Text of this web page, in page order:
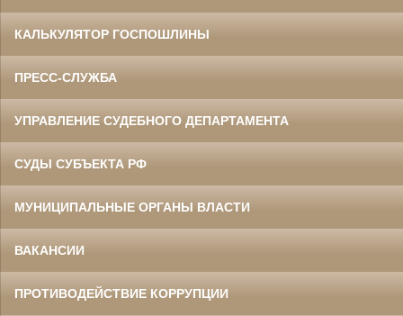
КАЛЬКУЛЯТОР ГОСПОШЛИНЫ
ПРЕСС-СЛУЖБА
УПРАВЛЕНИЕ СУДЕБНОГО ДЕПАРТАМЕНТА
СУДЫ СУБЪЕКТА РФ
МУНИЦИПАЛЬНЫЕ ОРГАНЫ ВЛАСТИ
ВАКАНСИИ
ПРОТИВОДЕЙСТВИЕ КОРРУПЦИИ